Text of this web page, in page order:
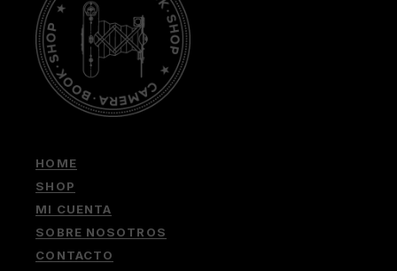
HOME
SHOP
MI CUENTA
SOBRE NOSOTROS
CONTACTO